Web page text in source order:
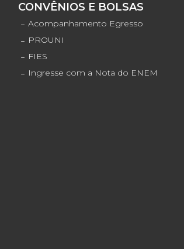
CONVÊNIOS E BOLSAS
Acompanhamento Egresso
PROUNI
FIES
Ingresse com a Nota do ENEM